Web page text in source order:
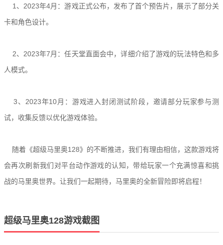
1、2023年4月：游戏正式公布，发布了首个预告片，展示了部分关
卡和角色设计。
2、2023年7月：任天堂直面会中，详细介绍了游戏的玩法特色和多
人模式。
3、2023年10月：游戏进入封闭测试阶段，邀请部分玩家参与测
试，收集反馈以优化游戏体验。
随着《超级马里奥128》的不断推进，我们有理由相信，这款游戏将
会再次刷新我们对平台动作游戏的认知，带给玩家一个充满惊喜和挑
战的马里奥世界。让我们一起期待，马里奥的全新冒险即将启程！
超级马里奥128游戏截图